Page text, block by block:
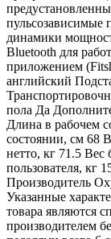
пульсозависимые
динамики
Bluetooth для
приложением
английский
пола Да
Длина в рабочем
состоянии, см 68
нетто, кг 71.5
пользователя, кг
Производитель
Указанные
товара являются
производителем